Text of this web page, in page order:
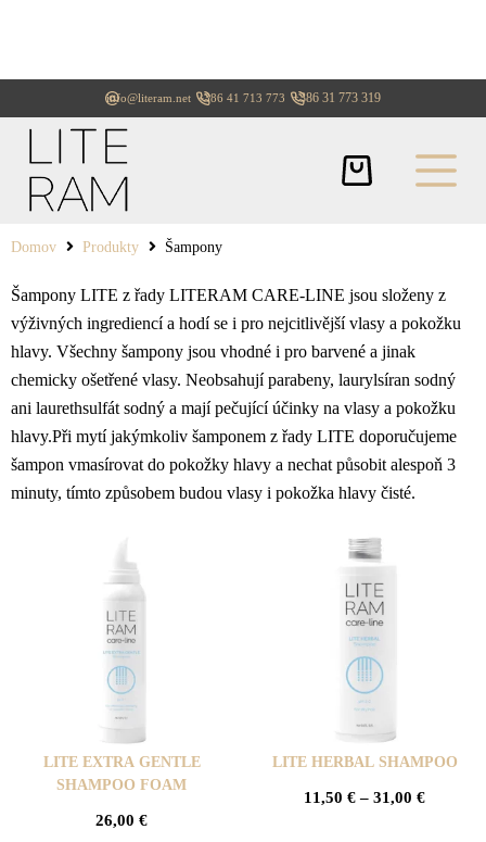
info@literam.net +386 41 713 773 +386 31 773 319
Domov Produkty Šampony
Šampony LITE z řady LITERAM CARE-LINE jsou složeny z
výživných ingrediencí a hodí se i pro nejcitlivější vlasy a pokožku
hlavy. Všechny šampony jsou vhodné i pro barvené a jinak
chemicky ošetřené vlasy. Neobsahují parabeny, laurylsíran sodný
ani laurethsulfát sodný a mají pečující účinky na vlasy a pokožku
hlavy.Při mytí jakýmkoliv šamponem z řady LITE doporučujeme
šampon vmasírovat do pokožky hlavy a nechat působit alespoň 3
minuty, tímto způsobem budou vlasy i pokožka hlavy čisté.
LITE EXTRA GENTLE
SHAMPOO FOAM
26,00 €
LITE HERBAL SHAMPOO
11,50 € – 31,00 €